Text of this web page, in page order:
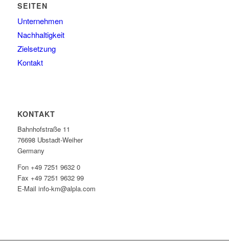
SEITEN
Unternehmen
Nachhaltigkeit
Zielsetzung
Kontakt
KONTAKT
Bahnhofstraße 11
76698 Ubstadt-Weiher
Germany
Fon +49 7251 9632 0
Fax +49 7251 9632 99
E-Mail info-km@alpla.com